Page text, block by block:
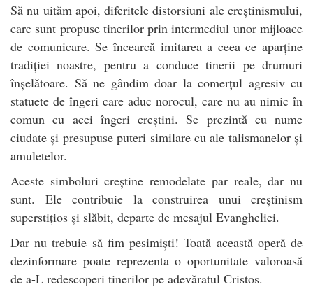
Să nu uităm apoi, diferitele distorsiuni ale creștinismului,
care sunt propuse tinerilor prin intermediul unor mijloace
de comunicare. Se încearcă imitarea a ceea ce aparține
tradiției noastre, pentru a conduce tinerii pe drumuri
înșelătoare. Să ne gândim doar la comerțul agresiv cu
statuete de îngeri care aduc norocul, care nu au nimic în
comun cu acei îngeri creștini. Se prezintă cu nume
ciudate și presupuse puteri similare cu ale talismanelor și
amuletelor.
Aceste simboluri creștine remodelate par reale, dar nu
sunt. Ele contribuie la construirea unui creștinism
superstițios și slăbit, departe de mesajul Evangheliei.
Dar nu trebuie să fim pesimiști! Toată această operă de
dezinformare poate reprezenta o oportunitate valoroasă
de a-L redescoperi tinerilor pe adevăratul Cristos.